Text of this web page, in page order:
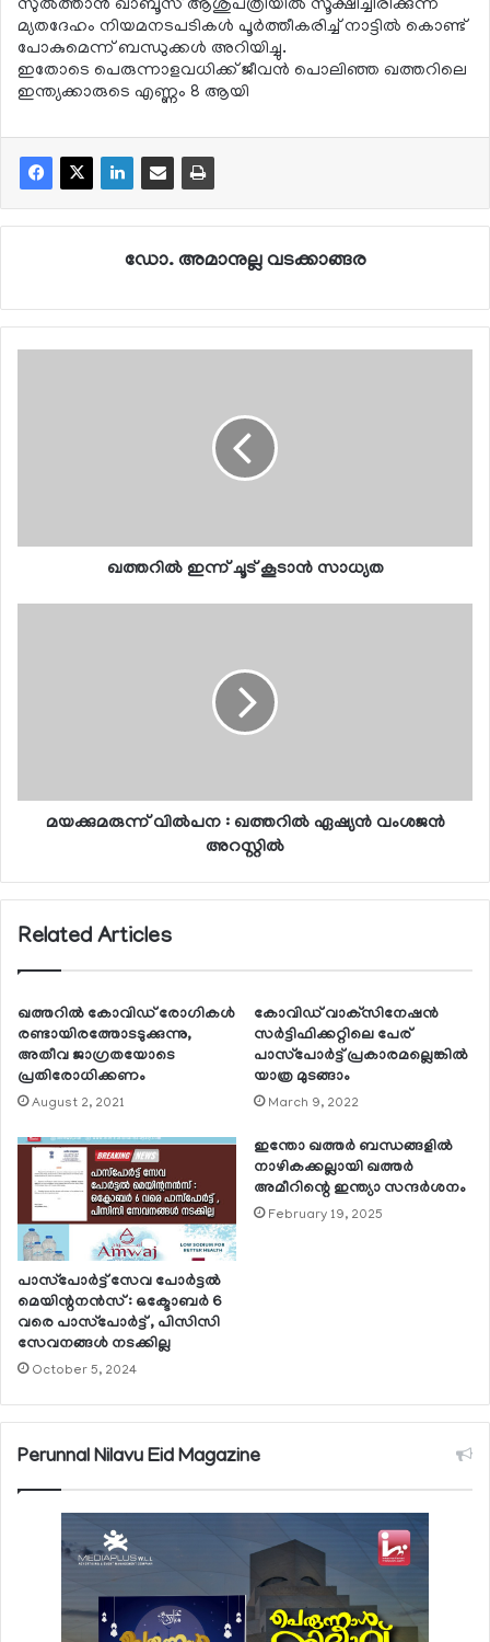
സുല്‍ത്താന്‍ ഖാബൂസ് ആശുപത്രിയില്‍ സൂക്ഷിച്ചിരിക്കുന്ന
മ്യതദേഹം നിയമനടപടികള്‍ പൂര്‍ത്തീകരിച്ച് നാട്ടില്‍ കൊണ്ട്
പോകുമെന്ന് ബന്ധുക്കള്‍ അറിയിച്ചു.
ഇതോടെ പെരുന്നാളവധിക്ക് ജീവന്‍ പൊലിഞ്ഞ ഖത്തറിലെ
ഇന്ത്യക്കാരുടെ എണ്ണം 8 ആയി
ഡോ. അമാനുല്ല വടക്കാങ്ങര
ഖത്തറില്‍ ഇന്ന് ചൂട് കൂടാന്‍ സാധ്യത
മയക്കുമരുന്ന് വില്‍പന : ഖത്തറില്‍ ഏഷ്യന്‍ വംശജന്‍
അറസ്റ്റില്‍
Related Articles
ഖത്തറില്‍ കോവിഡ് രോഗികള്‍
രണ്ടായിരത്തോടടുക്കുന്നു,
അതീവ ജാഗ്രതയോടെ
പ്രതിരോധിക്കണം
August 2, 2021
കോവിഡ് വാക്‌സിനേഷന്‍
സര്‍ട്ടിഫിക്കറ്റിലെ പേര്
പാസ്‌പോര്‍ട്ട് പ്രകാരമല്ലെങ്കില്‍
യാത്ര മുടങ്ങാം
March 9, 2022
പാസ്‌പോര്‍ട്ട് സേവ പോര്‍ട്ടല്‍
മെയിന്റനന്‍സ് : ഒക്ടോബര്‍ 6
വരെ പാസ്‌പോര്‍ട്ട് , പിസിസി
സേവനങ്ങള്‍ നടക്കില്ല
October 5, 2024
ഇന്തോ ഖത്തര്‍ ബന്ധങ്ങളില്‍
നാഴികക്കല്ലായി ഖത്തര്‍
അമീറിന്റെ ഇന്ത്യാ സന്ദര്‍ശനം
February 19, 2025
Perunnal Nilavu Eid Magazine